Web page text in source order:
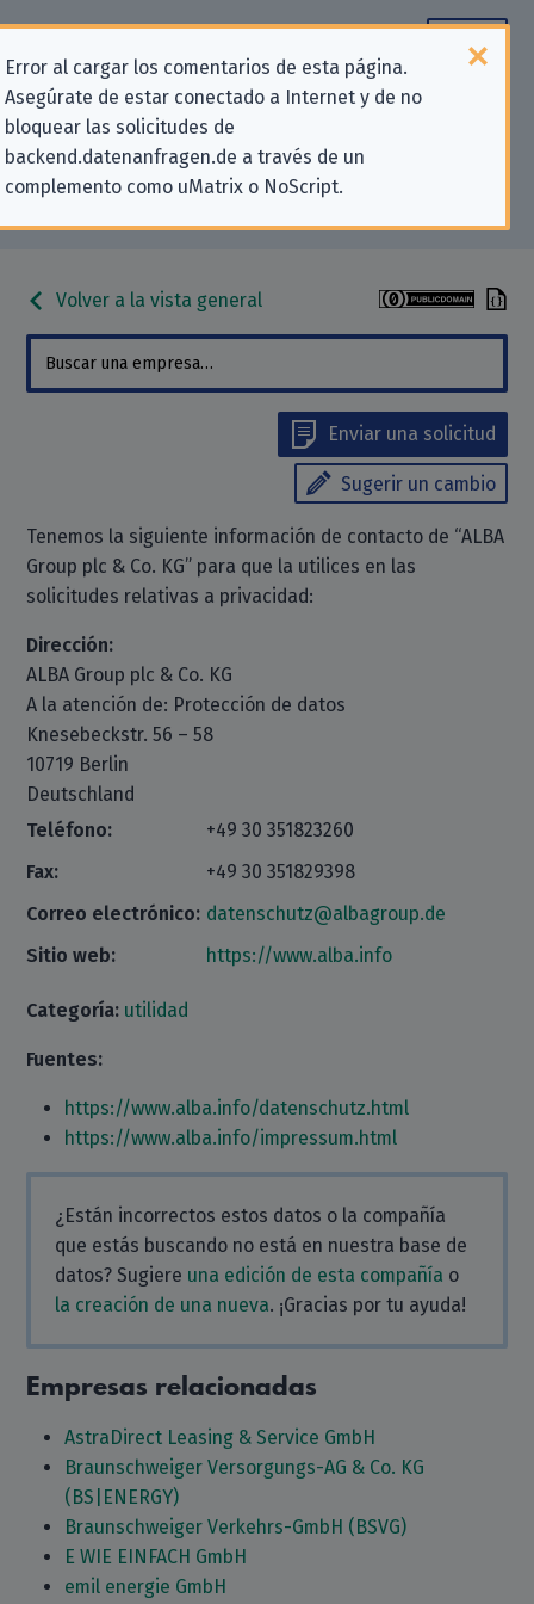
Error al cargar los comentarios de esta página.
Asegúrate de estar conectado a Internet y de no
bloquear las solicitudes de
backend.datenanfragen.de a través de un
complemento como uMatrix o NoScript.
Información de contacto para
solicitudes relativas a la privacidad
para «ALBA Group plc & Co. KG»
Volver a la vista general
Enviar una solicitud
Sugerir un cambio
Tenemos la siguiente información de contacto de “ALBA
Group plc & Co. KG” para que la utilices en las
solicitudes relativas a privacidad:
Dirección:
ALBA Group plc & Co. KG
A la atención de: Protección de datos
Knesebeckstr. 56 – 58
10719 Berlin
Deutschland
Teléfono:
+49 30 351823260
Fax:
+49 30 351829398
Correo electrónico: datenschutz@albagroup.de
Sitio web:
https://www.alba.info
Categoría: utilidad
Fuentes:
https://www.alba.info/datenschutz.html
https://www.alba.info/impressum.html
¿Están incorrectos estos datos o la compañía
que estás buscando no está en nuestra base de
datos? Sugiere una edición de esta compañía o
la creación de una nueva. ¡Gracias por tu ayuda!
Empresas relacionadas
AstraDirect Leasing & Service GmbH
Braunschweiger Versorgungs-AG & Co. KG
(BS|ENERGY)
Braunschweiger Verkehrs-GmbH (BSVG)
E WIE EINFACH GmbH
emil energie GmbH